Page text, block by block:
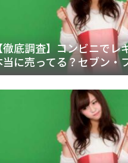
【徹底調査】コンビニでレ
当に売ってる？セブン・
・ローソンの取扱店舗と
・内容物を詳しく調べて